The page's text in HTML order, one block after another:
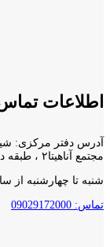
اطلاعات
آدرس دفتر مرکزی:
مجتمع آناهیتا۲ ، طبقه دوم، واحد 56
شنبه تا چهارشنبه از ساعت 8 تا 19 و پنج شنبه ها 8 تا 2
تماس: 09029172000